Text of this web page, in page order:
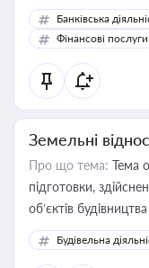
Банківська
Фінансові послуги
Земельні
Про що тема: Тема
підготовки,
об’єктів будівництва
Будівельна